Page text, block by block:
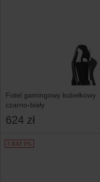
Fotel gamingowy kubełkowy
czarno-biały
624 zł
5 RAT 0%